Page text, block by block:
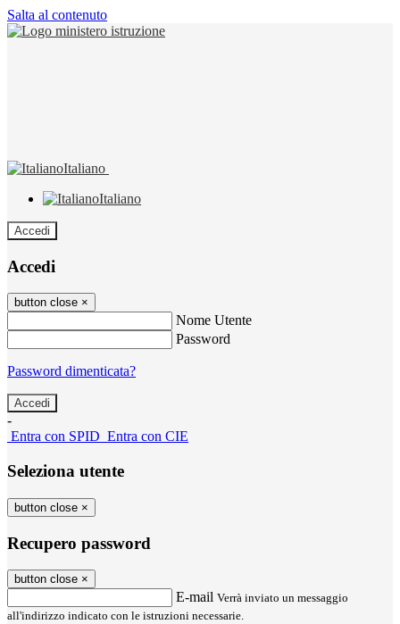
Salta al contenuto
Italiano
Italiano
Accedi
Accedi
button close ×
Nome Utente
Password
Password dimenticata?
-
Entra con SPID Entra con CIE
Seleziona utente
button close ×
Recupero password
button close ×
E-mail Verrà inviato un messaggio
all'indirizzo indicato con le istruzioni necessarie.